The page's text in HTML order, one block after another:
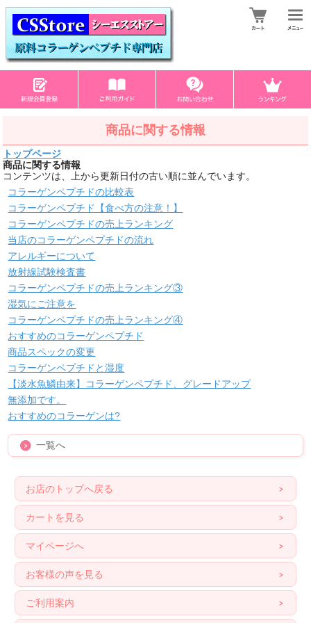
商品に関する情報
トップページ
商品に関する情報
コンテンツは、上から更新日付の古い順に並んでいます。
コラーゲンペプチドの比較表
コラーゲンペプチド【食べ方の注意！】
コラーゲンペプチドの売上ランキング
当店のコラーゲンペプチドの流れ
アレルギーについて
放射線試験検査書
コラーゲンペプチドの売上ランキング③
湿気にご注意を
コラーゲンペプチドの売上ランキング④
おすすめのコラーゲンペプチド
商品スペックの変更
コラーゲンペプチドと湿度
【淡水魚鱗由来】コラーゲンペプチド、グレードアップ
無添加です。
おすすめのコラーゲンは?
一覧へ
お店のトップへ戻る
カートを見る
マイページへ
お客様の声を見る
ご利用案内